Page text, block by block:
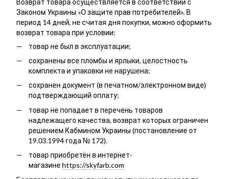
Законом Украины «О защите прав потребителей». В
период 14 дней, не считая дня покупки, можно оформить
возврат товара при условии:
товар не был в эксплуатации;
сохранены все пломбы и ярлыки, целостность
комплекта и упаковки не нарушена;
сохранен документ (в печатном/электронном виде)
подтверждающий оплату;
товар не попадает в перечень товаров
надлежащего качества, возврат которых ограничен
решением Кабмином Украины (постановление от
19.03.1994 года № 172).
товар приобретён в интернет-
магазине https://skyfarb.com